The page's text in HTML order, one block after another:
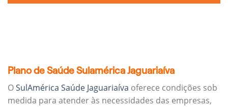
Plano de Saúde Sulamérica Jaguariaíva
OSulAmérica Saúde Jaguariaíva oferece condições sob
medida para atender às necessidades das empresas,